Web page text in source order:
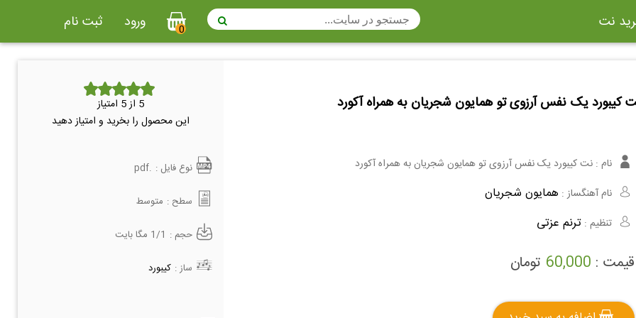
نت
سه تار
تار
گلوکن اشپیل ویبرافون
کنترباس
نی هفت بند وکال
ویولا
ثبت نام ورود 0
کیبورد یک نفس آرزوی تو همایون شجریان به همراه آکورد
نام : نت کیبورد یک نفس آرزوی تو همایون شجریان به همراه آکورد
نام آهنگساز : همایون شجریان
تنظیم : ترنم عزتی
قیمت : 60,000 تومان
5 از 5 امتیاز
این محصول را بخرید و امتیاز دهید
نوع فایل : .pdf
سطح : متوسط
حجم : 1/1 مگا بایت
ساز : کیبورد